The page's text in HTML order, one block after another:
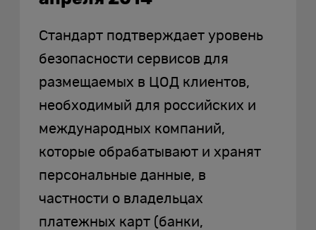
Стандарт подтверждает уровень
безопасности сервисов для
размещаемых в ЦОД клиентов,
необходимый для российских и
международных компаний,
которые обрабатывают и хранят
персональные данные, в
частности о владельцах
платежных карт (банки,